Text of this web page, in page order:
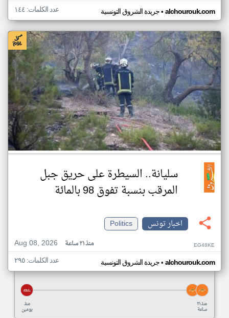
جريدة الشروق التونسية• alchourouk.com عدد الكلمات: ١٤٤
سليانة.. السيطرة على حريق جبل
المرقب بنسبة تفوق 98 بالمائة
اخبار تونس
Politics
Aug 08, 2026
منذ ٢١ ساعة EG48KE
جريدة الشروق التونسية• alchourouk.com عدد الكلمات: ٢٩٥
منذ
يومين
منذ ٢١
ساعة